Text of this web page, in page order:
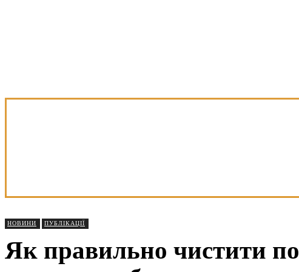
НОВИНИ ПУБЛІКАЦІЇ
Як правильно чистити